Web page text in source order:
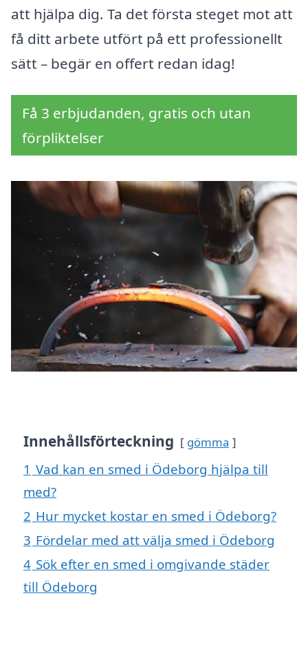
att hjälpa dig. Ta det första steget mot att
få ditt arbete utfört på ett professionellt
sätt – begär en offert redan idag!
Få 3 erbjudanden, gratis och utan
förpliktelser
Innehållsförteckning gömma
1 Vad kan en smed i Ödeborg hjälpa till
med?
2 Hur mycket kostar en smed i Ödeborg?
3 Fördelar med att välja smed i Ödeborg
4 Sök efter en smed i omgivande städer
till Ödeborg